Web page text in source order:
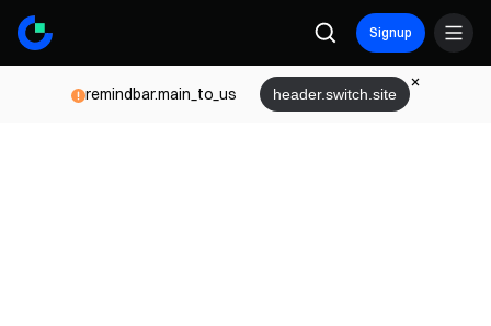
Signup
remindbar.main_to_us header.switch.site